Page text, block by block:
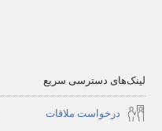
لینک‌های دسترسی سریع
درخواست ملاقات